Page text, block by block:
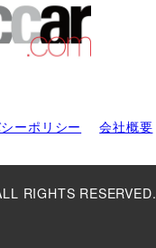
ーポリシー 会社概要
RIGHTS RESERVED.